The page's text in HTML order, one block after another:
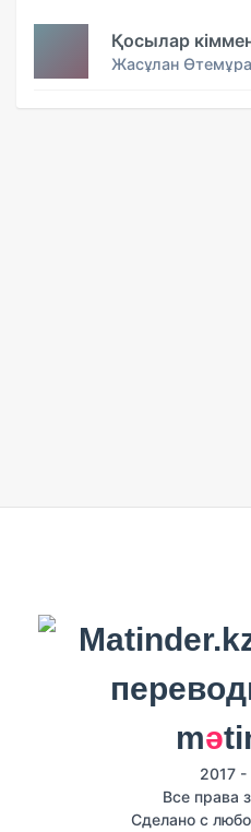
Қосылар
Жасұлан
mә
2017
Все права
Сделано с